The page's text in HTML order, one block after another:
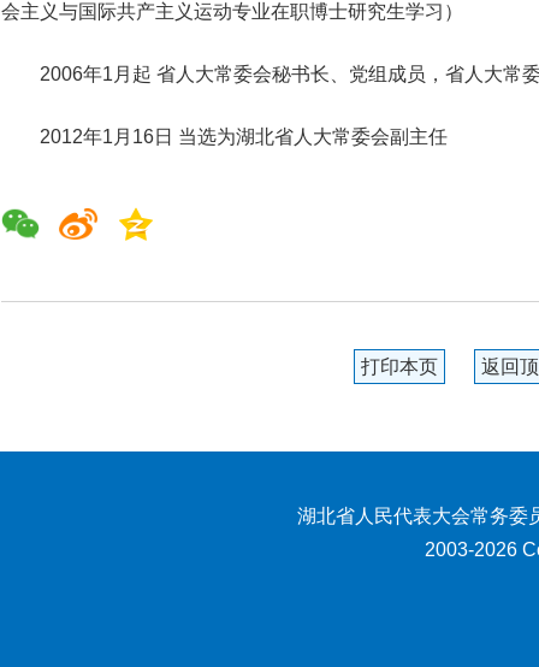
会主义与国际共产主义运动专业在职博士研究生学习）
2006年1月起 省人大常委会秘书长、党组成员，省人大常
2012年1月16日 当选为湖北省人大常委会副主任
打印本页 返回
湖北省人民代表大会常务委
2003-2026